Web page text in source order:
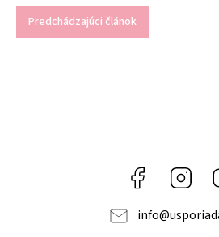
Predchádzajúci článok
Facebook
info@